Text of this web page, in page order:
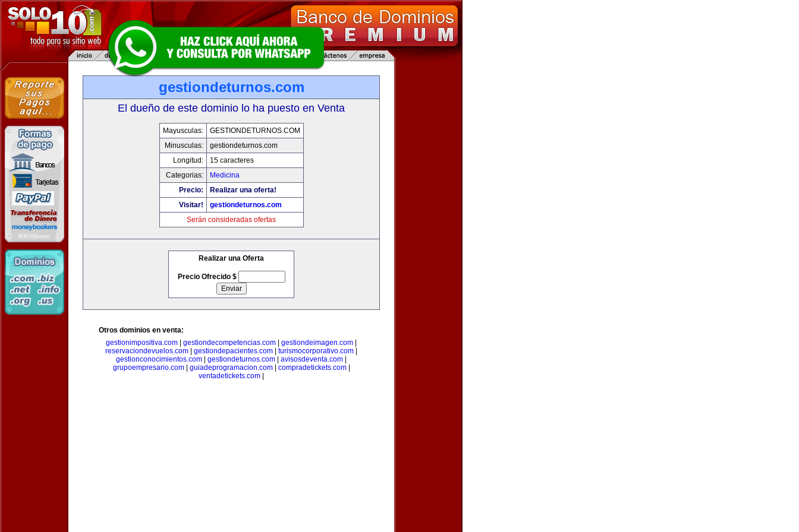
gestiondeturnos.com
El dueño de este dominio lo ha puesto en Venta
Mayusculas:
GESTIONDETURNOS.COM
Minusculas:
gestiondeturnos.com
Longitud:
15 caracteres
Categorias:
Medicina
Precio:
Realizar una oferta!
Visitar!
gestiondeturnos.com
Serán consideradas ofertas
Realizar una Oferta
Precio Ofrecido $
Otros dominios en venta:
gestionimpositiva.com
gestiondecompetencias.com gestiondeimagen.com
reservaciondevuelos.com
gestiondepacientes.com turismocorporativo.com
gestionconocimientos.com
gestiondeturnos.com avisosdeventa.com
grupoempresario.com| guiadeprogramacion.com| compradetickets.com|
ventadetickets.com